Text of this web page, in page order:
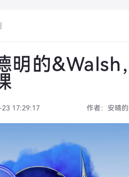
明的&Walsh
17:29:17 作者： 安晴